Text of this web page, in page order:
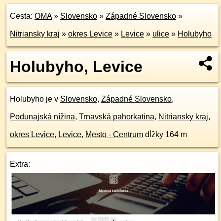
Cesta: OMA» Slovensko » Západné Slovensko »
Nitriansky kraj » okres Levice » Levice » ulice » Holubyho
Holubyho, Levice
Holubyho je v Slovensko, Západné Slovensko,
Podunajská nížina, Trnavská pahorkatina, Nitriansky kraj,
okres Levice, Levice, Mesto - Centrum dĺžky 164 m
Extra: